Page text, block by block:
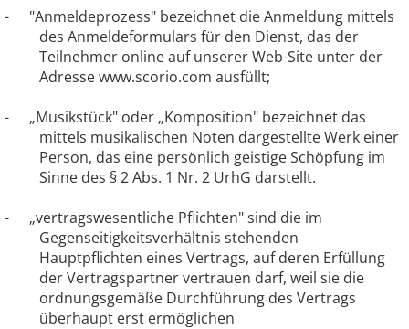
-
"Anmeldeprozess" bezeichnet die Anmeldung mittels
des Anmeldeformulars für den Dienst, das der
Teilnehmer online auf unserer Web-Site unter der
Adresse www.scorio.com ausfüllt;
-
„Musikstück" oder „Komposition" bezeichnet das
mittels musikalischen Noten dargestellte Werk einer
Person, das eine persönlich geistige Schöpfung im
Sinne des § 2 Abs. 1 Nr. 2 UrhG darstellt.
-
„vertragswesentliche Pflichten" sind die im
Gegenseitigkeitsverhältnis stehenden
Hauptpflichten eines Vertrags, auf deren Erfüllung
der Vertragspartner vertrauen darf, weil sie die
ordnungsgemäße Durchführung des Vertrags
überhaupt erst ermöglichen